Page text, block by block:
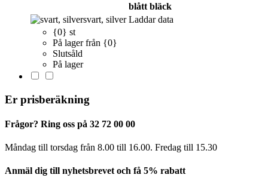
blått bläck
svart, silver Laddar data
{0} st
På lager från {0}
Slutsåld
På lager
Er prisberäkning
Frågor? Ring oss på 32 72 00 00
Måndag till torsdag från 8.00 till 16.00. Fredag ​​till 15.30
Anmäl dig till nyhetsbrevet och få 5% rabatt